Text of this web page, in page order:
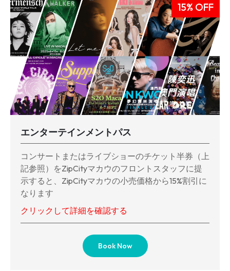
15% OFF
エンターテインメントパス
コンサートまたはライブショーのチケット 半券（上
記参照） をZipCityマカウのフロントスタッフに提
示すると 、 ZipCityマカウの小売価格から15%割引 に
なります
クリックして詳細を確認する
Book Now